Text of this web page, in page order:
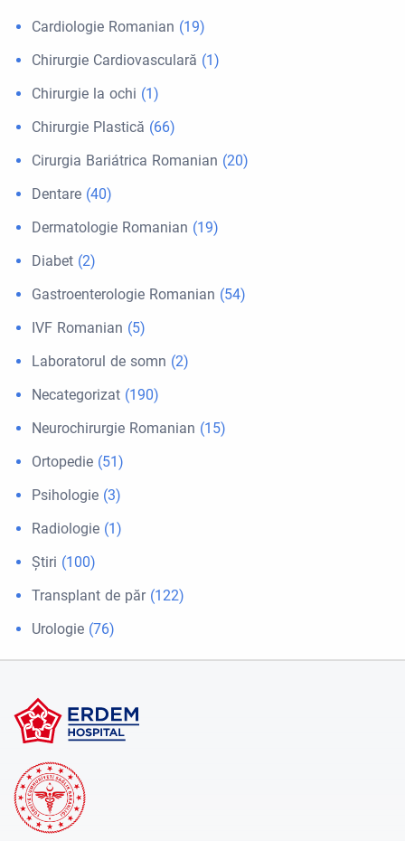
Cardiologie Romanian (19)
Chirurgie Cardiovasculară (1)
Chirurgie la ochi (1)
Chirurgie Plastică (66)
Cirurgia Bariátrica Romanian (20)
Dentare (40)
Dermatologie Romanian (19)
Diabet (2)
Gastroenterologie Romanian (54)
IVF Romanian (5)
Laboratorul de somn (2)
Necategorizat (190)
Neurochirurgie Romanian (15)
Ortopedie (51)
Psihologie (3)
Radiologie (1)
Ştiri (100)
Transplant de păr(122)
Urologie (76)